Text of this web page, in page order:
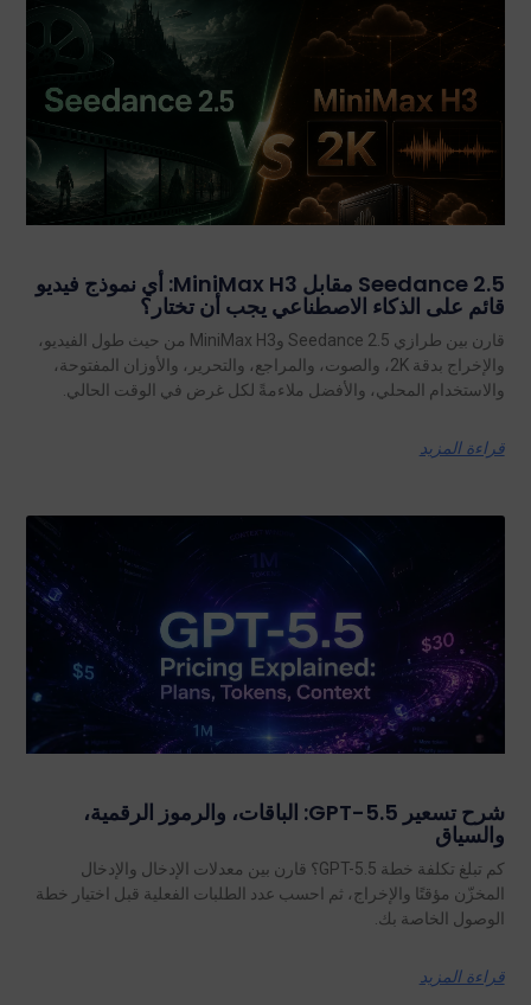
Seedance 2.5 مقابل MiniMax H3: أي نموذج فيديو
قائم على الذكاء الاصطناعي يجب أن تختار؟
قارن بين طرازي Seedance 2.5 وMiniMax H3 من حيث طول الفيديو،
والإخراج بدقة 2K، والصوت، والمراجع، والتحرير، والأوزان المفتوحة،
والاستخدام المحلي، والأفضل ملاءمةً لكل غرض في الوقت الحالي.
قراءة المزيد
شرح تسعير GPT-5.5: الباقات، والرموز الرقمية،
والسياق
كم تبلغ تكلفة خطة GPT-5.5؟ قارن بين معدلات الإدخال والإدخال
المخزّن مؤقتًا والإخراج، ثم احسب عدد الطلبات الفعلية قبل اختيار خطة
الوصول الخاصة بك.
قراءة المزيد